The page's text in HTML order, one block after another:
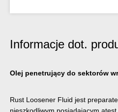
Informacje dot.
Olej penetrujący do sektorów
Rust Loosener Fluid jest